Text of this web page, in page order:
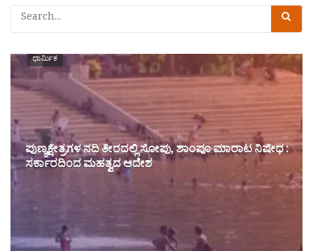
ಧಾರ್ಮಿಕ
ಪುಣ್ಯಕ್ಷೇತ್ರಗಳ ನದಿ ತೀರದಲ್ಲಿ ಸೋಪು, ಶಾಂಪೂ ಮಾರಾಟ ನಿಷೇಧ :
ಸರ್ಕಾರದಿಂದ ಮಹತ್ವದ ಆದೇಶ